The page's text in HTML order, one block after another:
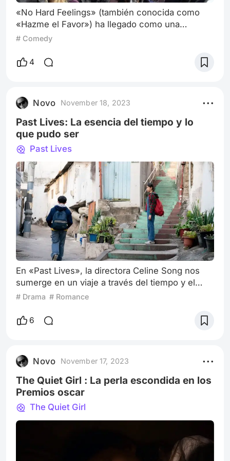
«No Hard Feelings» (también conocida como
«Hazme el Favor») ha llegado como una
propuesta refrescante en el mundo de las
Gene Stupnitsky y protagonizada por la talentosa
algunos cines selectos y próximamente estará
disponible en Netflix. La trama se centra en
Maddie (Jenn
# Comedy
4
Novo November 18, 2023
Past Lives: La esencia del tiempo y lo
que pudo ser
Past Lives
En «Past Lives», la directora Celine Song nos
sumerge en un viaje a través del tiempo y el
espacio para explorar la efímera naturaleza de
marca el debut cinematográfico de Song, se
emociones. La trama se centra en la historia de
dos jóvenes japoneses, Nora (Greta Lee) y Hae
# Drama # Romance
6
Novo November 17, 2023
The Quiet Girl : La perla escondida en los
Premios oscar
The Quiet Girl